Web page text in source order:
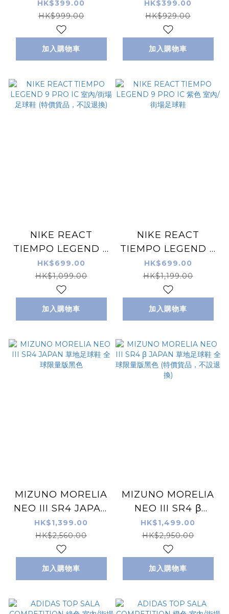
地足球鞋 (特價貨品，
不設退換)
HK$399.00
HK$999.00
加入購物車
鞋 (特價貨品，不設退
換)
HK$399.00
HK$929.00
加入購物車
NIKE REACT
TIEMPO LEGEND 9
PRO IC 室內/街場足
球鞋 (特價貨品，不設
退換)
HK$699.00
HK$1,099.00
加入購物車
NIKE REACT
TIEMPO LEGEND 9
PRO IC 紫色 室內/街
場足球鞋
HK$699.00
HK$1,199.00
加入購物車
MIZUNO MORELIA
NEO III SR4 JAPAN
草地足球鞋 全球限量
版黑色
HK$1,399.00
HK$2,560.00
加入購物車
MIZUNO MORELIA
NEO III SR4 β
JAPAN 草地足球鞋
全球限量版黑色 (特價
貨品，不設退換)
HK$1,499.00
HK$2,950.00
加入購物車